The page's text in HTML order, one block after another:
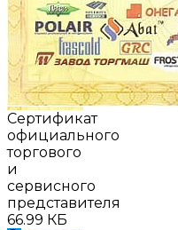
Сертификат
официального
торгового
и
сервисного
представителя
66.99 КБ